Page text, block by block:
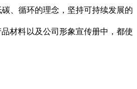
、循环的理念，坚持可持续发展的
材料以及公司形象宣传册中，都使